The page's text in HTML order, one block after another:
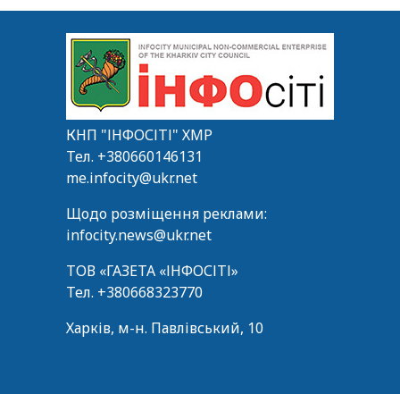
КНП "ІНФОСІТІ" ХМР
Тел. +380660146131
me.infocity@ukr.net
Щодо розміщення реклами:
infocity.news@ukr.net
ТОВ «ГАЗЕТА «ІНФОСІТІ»
Тел. +380668323770
Харків, м-н. Павлівський, 10